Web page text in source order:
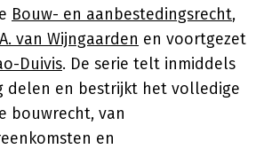
Bouw- en aanbestedingsrecht,
van Wijngaarden en voortgezet
Duivis. De serie telt inmiddels
delen en bestrijkt het volledige
bouwrecht, van
en